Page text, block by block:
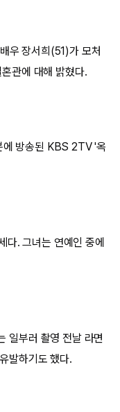
우 장서희(51)가 모처
관에 대해 밝혔다.
에 방송된 KBS 2TV '옥
다. 그녀는 연예인 중에
일부러 촬영 전날 라면
발하기도 했다.